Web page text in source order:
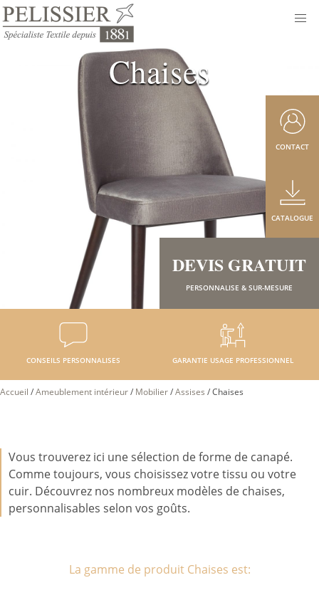
Chaises
CONSEILS PERSONNALISES GARANTIE USAGE PROFESSIONNEL
DEVIS GRATUIT
PERSONNALISE & SUR-MESURE
CATALOGUE
CONTACT
Accueil /Ameublement intérieur/ Mobilier/Assises /Chaises
Vous trouverez ici une sélection de forme de canapé.
Comme toujours, vous choisissez votre tissu ou votre
cuir. Découvrez nos nombreux modèles de chaises,
personnalisables selon vos goûts.
La gamme de produit Chaises est: